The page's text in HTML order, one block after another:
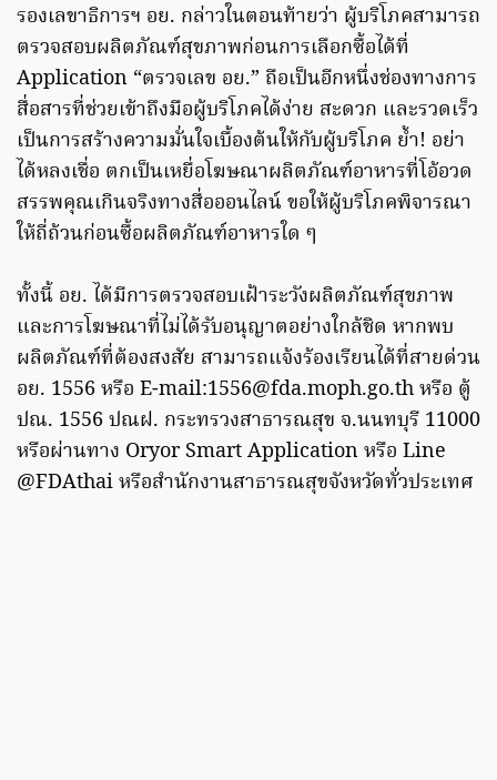
รองเลขาธิการฯ อย. กล่าวในตอนท้ายว่า ผู้บริโภคสามารถ
ตรวจสอบผลิตภัณฑ์สุขภาพก่อนการเลือกซื้อได้ที่
Application “ตรวจเลข อย.” ถือเป็นอีกหนึ่งช่องทางการ
สื่อสารที่ช่วยเข้าถึงมือผู้บริโภคได้ง่าย สะดวก และรวดเร็ว
เป็นการสร้างความมั่นใจเบื้องต้นให้กับผู้บริโภค ย้ำ! อย่า
ได้หลงเชื่อ ตกเป็นเหยื่อโฆษณาผลิตภัณฑ์อาหารที่โอ้อวด
สรรพคุณเกินจริงทางสื่อออนไลน์ ขอให้ผู้บริโภคพิจารณา
ให้ถี่ถ้วนก่อนซื้อผลิตภัณฑ์อาหารใด ๆ
ทั้งนี้ อย. ได้มีการตรวจสอบเฝ้าระวังผลิตภัณฑ์สุขภาพ
และการโฆษณาที่ไม่ได้รับอนุญาตอย่างใกล้ชิด หากพบ
ผลิตภัณฑ์ที่ต้องสงสัย สามารถแจ้งร้องเรียนได้ที่สายด่วน
อย. 1556 หรือ E-mail:1556@fda.moph.go.thหรือ ตู้
ปณ. 1556 ปณฝ. กระทรวงสาธารณสุข จ.นนทบุรี 11000
หรือผ่านทาง Oryor Smart Application หรือ Line
@FDAthai หรือสำนักงานสาธารณสุขจังหวัดทั่วประเทศ